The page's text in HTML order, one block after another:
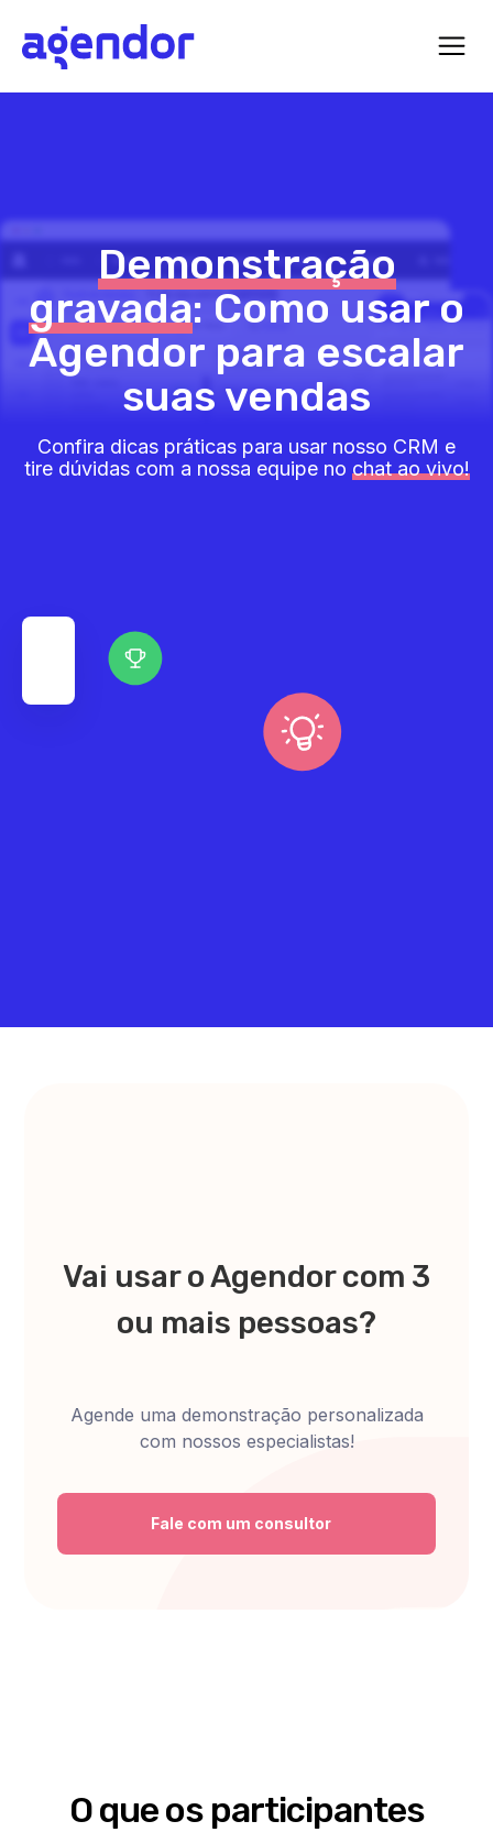
Demonstração
gravada: Como usar o
Agendor para escalar
suas vendas
Confira dicas práticas para usar nosso CRM e
tire dúvidas com a nossa equipe no chat ao vivo!
Vai usar o Agendor com 3
ou mais pessoas?
Agende uma demonstração personalizada
com nossos especialistas!
Fale com um consultor
O que os participantes